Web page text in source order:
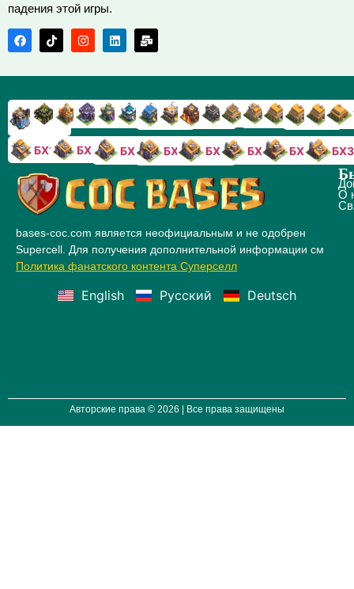
падения этой игры.
TX18TX17TX16TX15TX14TX13TX12TX11TX10TX9TX8TX7TX6TX5TX4
БХ10 БХ9 БХ8 БХ7 БХ6 БХ5 БХ4 БХ3
bases-coc.com является неофициальным и не одобрен
Supercell. Для получения дополнительной информации см
Политика фанатского контента Суперселл
English Русский Deutsch
О
Авторские права © 2026 | Все права защищены